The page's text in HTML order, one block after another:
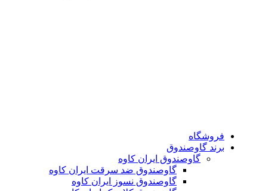
فروشگاه
برند گاوصندوق
گاوصندوق ایران کاوه
گاوصندوق ضد سرقت ایران کاوه
گاوصندوق نسوز ایران کاوه